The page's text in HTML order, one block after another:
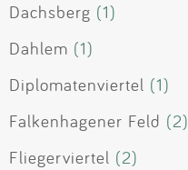
Dachsberg (1)
Dahlem (1)
Diplomatenviertel (1)
Falkenhagener Feld (2)
Fliegerviertel (2)